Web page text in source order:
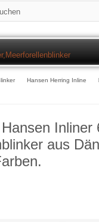
Hansen Herring Inline
Inliner
aus